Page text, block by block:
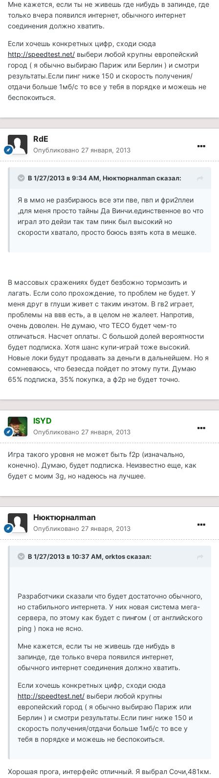
Мне кажется, если ты не живешь где нибудь в запинде, где
только вчера появился интернет, обычного интернет
соединения должно хватить.
Если хочешь конкретных цифр, сходи сюда
http://speedtest.net/ выбери любой крупны европейский
город ( я обычно выбираю Париж или Берлин ) и смотри
результаты.Если пинг ниже 150 и скорость получения/
отдачи больше 1мб/с то все у тебя в порядке и можешь не
беспокоиться.
RdE
Опубликовано 27 января, 2013
В 1/27/2013 в 9:34 AM, Нюктюрналman сказал:
Я в ммо не разбираюсь все эти пве, пвп и фри2плеи
,для меня просто тайны Да Винчи.единственное во что
играл это дейзи так там пинк был высокий но
скорости хватало, просто боюсь взять кота в мешке.
В массовых сражениях будет безбожно тормозить и
лагать. Если соло прохождение, то проблем не будет. У
меня друг в глуши живет с таким инэтом. В гв2 играет,
проблемы на ввв есть, а в целом не жалеет. Напротив,
очень доволен. Не думаю, что ТЕСО будет чем-то
отличаться. Насчет оплаты. С большой долей вероятности
будет подписка. Хотя шанс купи-играй тоже высокий.
Новые локи будут продавать за деньги в дальнейшем. Но я
сомневаюсь, что безесда пойдет по этому пути. Думаю
65% подписка, 35% покупка, а ф2р не будет точно.
ISYD
Опубликовано 27 января, 2013
Игра такого уровня не может быть f2p (изначально,
конечно). Думаю, будет подписка. Неизвестно еще, как
будет с моим 3g, но надеюсь на лучшее.
Нюктюрналman
Опубликовано 27 января, 2013
В 1/27/2013 в 10:37 AM, orktos сказал:
Разработчики сказали что будет достаточно обычного,
но стабильного интернета. У них новая система мега-
сервера, по этому как будет с пингом ( от английского
ping ) пока не ясно.
Мне кажется, если ты не живешь где нибудь в
запинде, где только вчера появился интернет,
обычного интернет соединения должно хватить.
Если хочешь конкретных цифр, сходи сюда
http://speedtest.net/ выбери любой крупны
европейский город ( я обычно выбираю Париж или
Берлин ) и смотри результаты.Если пинг ниже 150 и
скорость получения/отдачи больше 1мб/с то все у
тебя в порядке и можешь не беспокоиться.
Хорошая прога, интерфейс отличный. Я выбрал Сочи,481км.